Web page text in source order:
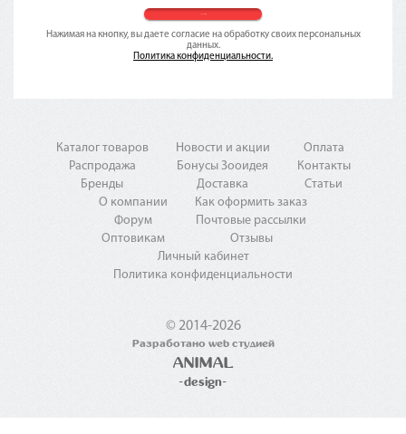
Нажимая на кнопку, вы даете согласие на обработку своих персональных
данных.
Политика конфиденциальности.
Каталог товаров
Распродажа
Бренды
Новости и акции
Бонусы Зооидея
Доставка
Оплата
Контакты
Статьи
О компании
Форум
Оптовикам
Как оформить заказ
Почтовые рассылки
Отзывы
Личный кабинет
Политика конфиденциальности
© 2014-2026
Разработано web студией
ANIMAL
-design-